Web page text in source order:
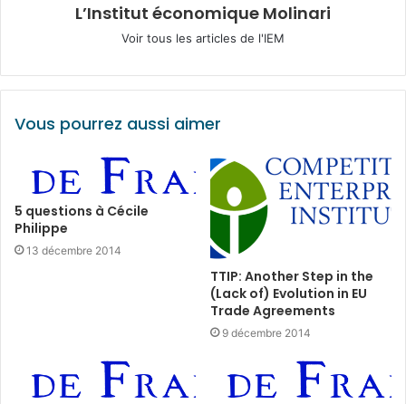
L’Institut économique Molinari
Voir tous les articles de l'IEM
Vous pourrez aussi aimer
5 questions à Cécile
Philippe
13 décembre 2014
TTIP: Another Step in the
(Lack of) Evolution in EU
Trade Agreements
9 décembre 2014